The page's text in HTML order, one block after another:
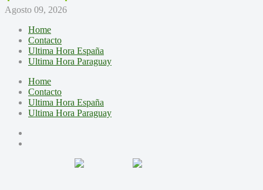
Agosto 09, 2026
Home
Contacto
Ultima Hora España
Ultima Hora Paraguay
Home
Contacto
Ultima Hora España
Ultima Hora Paraguay